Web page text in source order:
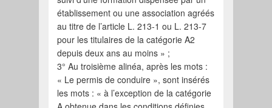
établissement ou une association agréés
au titre de l’article L. 213-1 ou L. 213-7
pour les titulaires de la catégorie A2
depuis deux ans au moins » ;
3° Au troisième alinéa, après les mots :
« Le permis de conduire », sont insérés
les mots : « à l’exception de la catégorie